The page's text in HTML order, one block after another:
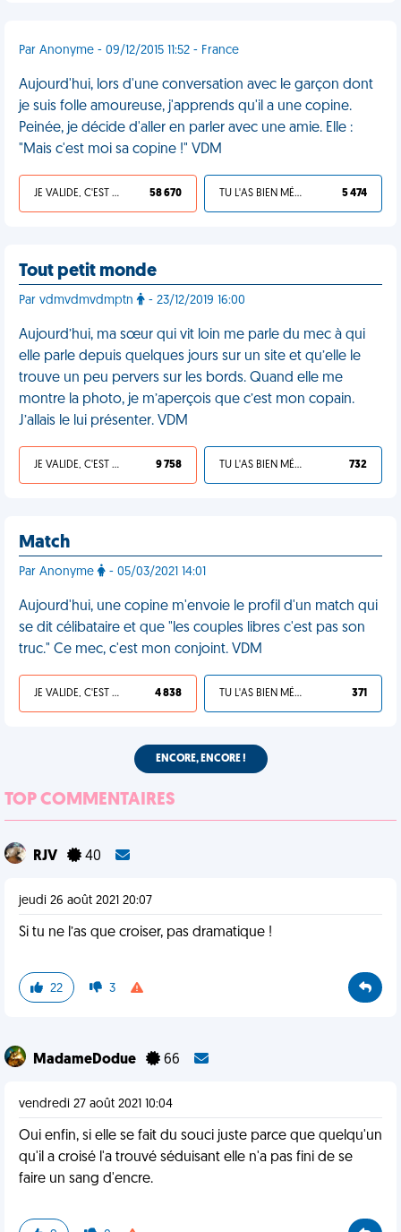
Par Anonyme - 09/12/2015 11:52 - France
Aujourd'hui, lors d'une conversation avec le garçon dont
je suis folle amoureuse, j'apprends qu'il a une copine.
Peinée, je décide d'aller en parler avec une amie. Elle :
"Mais c'est moi sa copine !" VDM
JE VALIDE, C'EST UNE VDM 58 670 TU L'AS BIEN MÉRITÉ 5 474
Tout petit monde
Par vdmvdmvdmptn - 23/12/2019 16:00
Aujourd’hui, ma sœur qui vit loin me parle du mec à qui
elle parle depuis quelques jours sur un site et qu’elle le
trouve un peu pervers sur les bords. Quand elle me
montre la photo, je m’aperçois que c’est mon copain.
J’allais le lui présenter. VDM
JE VALIDE, C'EST UNE VDM 9 758 TU L'AS BIEN MÉRITÉ 732
Match
Par Anonyme - 05/03/2021 14:01
Aujourd'hui, une copine m'envoie le profil d'un match qui
se dit célibataire et que "les couples libres c'est pas son
truc." Ce mec, c'est mon conjoint. VDM
JE VALIDE, C'EST UNE VDM 4 838 TU L'AS BIEN MÉRITÉ 371
ENCORE, ENCORE !
TOP COMMENTAIRES
RJV 40
jeudi 26 août 2021 20:07
Si tu ne l’as que croiser, pas dramatique !
22 3
MadameDodue 66
vendredi 27 août 2021 10:04
Oui enfin, si elle se fait du souci juste parce que quelqu'un
qu'il a croisé l'a trouvé séduisant elle n'a pas fini de se
faire un sang d'encre.